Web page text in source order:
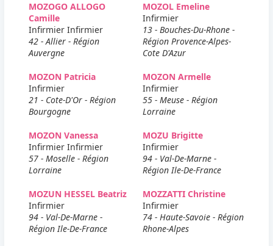
MOZOGO ALLOGO
Camille
Infirmier Infirmier
42 - Allier - Région
Auvergne
MOZOL Emeline
Infirmier
13 - Bouches-Du-Rhone -
Région Provence-Alpes-
Cote D'Azur
MOZON Patricia
Infirmier
21 - Cote-D'Or - Région
Bourgogne
MOZON Armelle
Infirmier
55 - Meuse - Région
Lorraine
MOZON Vanessa
Infirmier Infirmier
57 - Moselle - Région
Lorraine
MOZU Brigitte
Infirmier
94 - Val-De-Marne -
Région Ile-De-France
MOZUN HESSEL Beatriz
Infirmier
94 - Val-De-Marne -
Région Ile-De-France
MOZZATTI Christine
Infirmier
74 - Haute-Savoie - Région
Rhone-Alpes